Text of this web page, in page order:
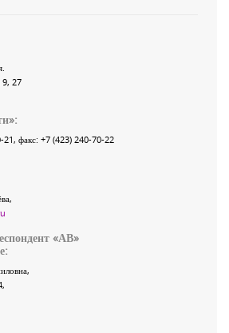
27
»:
21, факс: +7 (423) 240-70-22
«АВ»